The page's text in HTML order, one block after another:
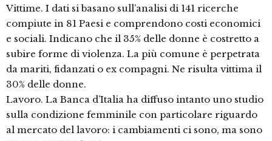
Vittime. I dati si basano sull’analisi di 141 ricerche
compiute in 81 Paesi e comprendono costi economici
e sociali. Indicano che il 35% delle donne è costretto a
subire forme di violenza. La più comune è perpetrata
da mariti, fidanzati o ex compagni. Ne risulta vittima il
30% delle donne.
Lavoro. La Banca d’Italia ha diffuso intanto uno studio
sulla condizione femminile con particolare riguardo
al mercato del lavoro: i cambiamenti ci sono, ma sono